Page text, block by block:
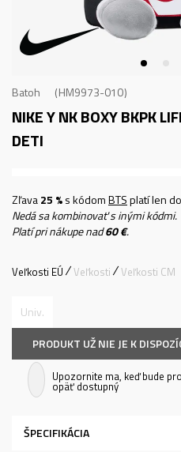
Batoh HM9973-010
NIKE Y NK BOXY BKPK
DETI
Zľava25 %s kódomBTSplatí len
Nedá sa kombinovať s inými kódmi.
Platí pri nákupe nad60 €.
Veľkosti EÚ Veľkosti Veľkosti CM
Univ.
PRODUKT UŽ NIE JE K
Upozornite ma, keď bude
opäť dostupný
ŠPECIFIKÁCIA